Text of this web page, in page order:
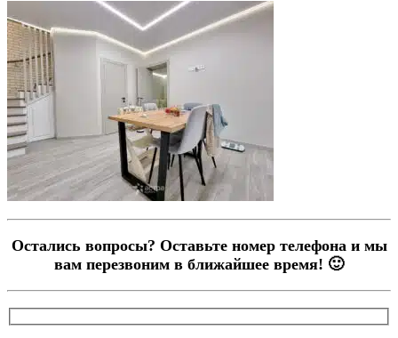
Остались вопросы? Оставьте номер телефона и мы
вам перезвоним в ближайшее время! 🙂